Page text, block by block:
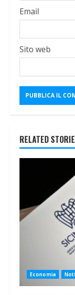
Email
Sito web
RELATED
Economia